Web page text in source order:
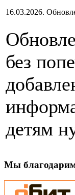
16.03.2026.
без
детям
Мы